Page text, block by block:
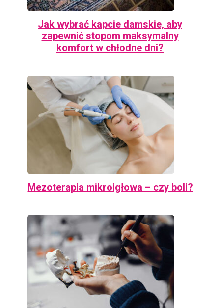
Jak wybrać kapcie damskie, aby
zapewnić stopom maksymalny
komfort w chłodne dni?
Mezoterapia mikroigłowa – czy boli?